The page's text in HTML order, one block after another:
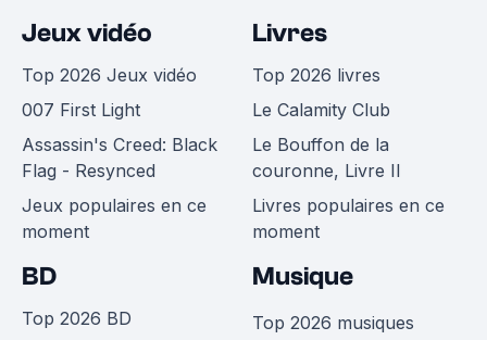
Jeux vidéo
Top 2026 Jeux vidéo
007 First Light
Assassin's Creed: Black
Flag - Resynced
Jeux populaires en ce
moment
Livres
Top 2026 livres
Le Calamity Club
Le Bouffon de la
couronne, Livre II
Livres populaires en ce
moment
BD
Top 2026 BD
Musique
Top 2026 musiques